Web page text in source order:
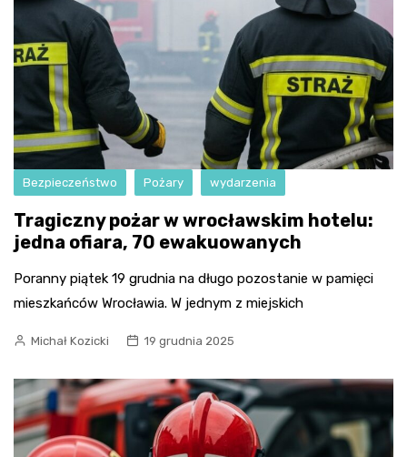
Bezpieczeństwo Pożary wydarzenia
Tragiczny pożar w wrocławskim hotelu:
jedna ofiara, 70 ewakuowanych
Poranny piątek 19 grudnia na długo pozostanie w pamięci
mieszkańców Wrocławia. W jednym z miejskich
Michał Kozicki 19 grudnia 2025